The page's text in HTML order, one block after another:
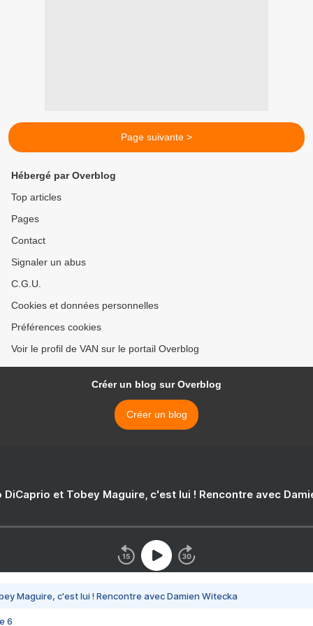
Page suivante >
Hébergé par Overblog
Top articles
Pages
Contact
Signaler un abus
C.G.U.
Cookies et données personnelles
Préférences cookies
Voir le profil de VAN sur le portail Overblog
Créer un blog sur Overblog
Créer un blog
DiCaprio et Tobey Maguire, c'est lui ! Rencontre avec
Maguire, c'est lui ! Rencontre avec Damien Witecka
6